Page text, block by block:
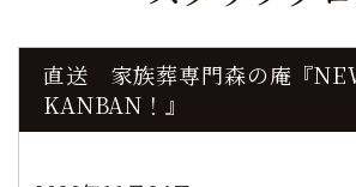
直送 家族葬専門森の庵『
KANBAN！』